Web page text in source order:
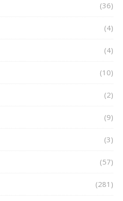
(36)
(4)
(4)
(10)
(2)
(9)
(3)
(57)
(281)